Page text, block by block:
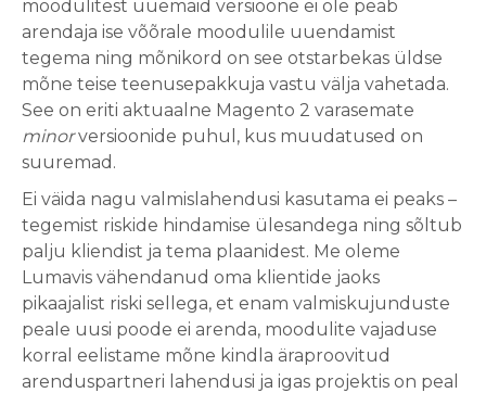
moodulitest uuemaid versioone ei ole peab
arendaja ise võõrale moodulile uuendamist
tegema ning mõnikord on see otstarbekas üldse
mõne teise teenusepakkuja vastu välja vahetada.
See on eriti aktuaalne Magento 2 varasemate
minorversioonide puhul, kus muudatused on
suuremad.
Ei väida nagu valmislahendusi kasutama ei peaks –
tegemist riskide hindamise ülesandega ning sõltub
palju kliendist ja tema plaanidest. Me oleme
Lumavis vähendanud oma klientide jaoks
pikaajalist riski sellega, et enam valmiskujunduste
peale uusi poode ei arenda, moodulite vajaduse
korral eelistame mõne kindla äraproovitud
arenduspartneri lahendusi ja igas projektis on peal